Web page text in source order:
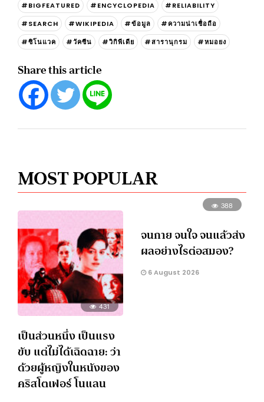
#BIGFEATURED #ENCYCLOPEDIA
#RELIABILITY
#SEARCH
#WIKIPEDIA #ข้อมูล
#ความน่าเชื่อถือ
#ซิโนแวค
#วัคซีน #วิกิพีเดีย #สารานุกรม #หมอยง
Share this article
MOST POPULAR
431
เป็นส่วนหนึ่ง เป็นแรง
ขับ แต่ไม่ได้เฉิดฉาย: ว่า
ด้วยผู้หญิงในหนังของ
คริสโตเฟอร์ โนแลน
388
จนกาย จนใจ จนแล้วส่ง
ผลอย่างไรต่อสมอง?
6 August 2026